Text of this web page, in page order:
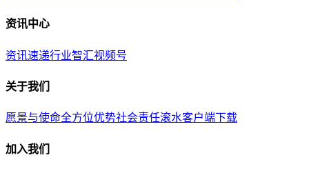
资讯中心
资讯速递行业智汇视频号
关于我们
愿景与使命全方位优势社会责任滚水客户端下载
加入我们